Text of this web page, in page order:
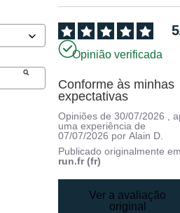
5
Opinião verificada
Conforme às minhas
expectativas
Opiniões de30/07/2026 ,
uma experiência de
07/07/2026 porAlain D.
Publicado originalmente
run.fr (fr)
Ver a avaliação
original